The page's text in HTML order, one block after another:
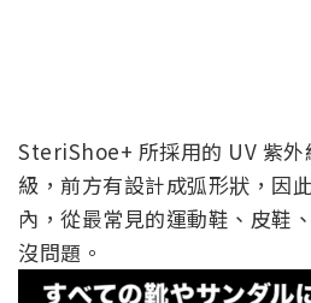
SteriShoe+ 所採用的 UV 紫外
級，前方有設計成弧形狀，因
內，從最常見的運動鞋、皮鞋
沒問題。